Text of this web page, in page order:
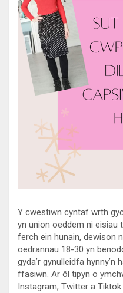
Y cwestiwn cyntaf wrth
yn union oeddem ni eisiau
ferch ein hunain, dewison
oedrannau 18-30 yn
gyda’r gynulleidfa hynny’n
ffasiwn. Ar ôl tipyn o
Instagram, Twitter a